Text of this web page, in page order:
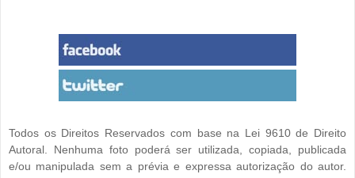
Todos os Direitos Reservados com base na Lei 9610 de Direito
Autoral. Nenhuma foto poderá ser utilizada, copiada, publicada
e/ou manipulada sem a prévia e expressa autorização do autor.